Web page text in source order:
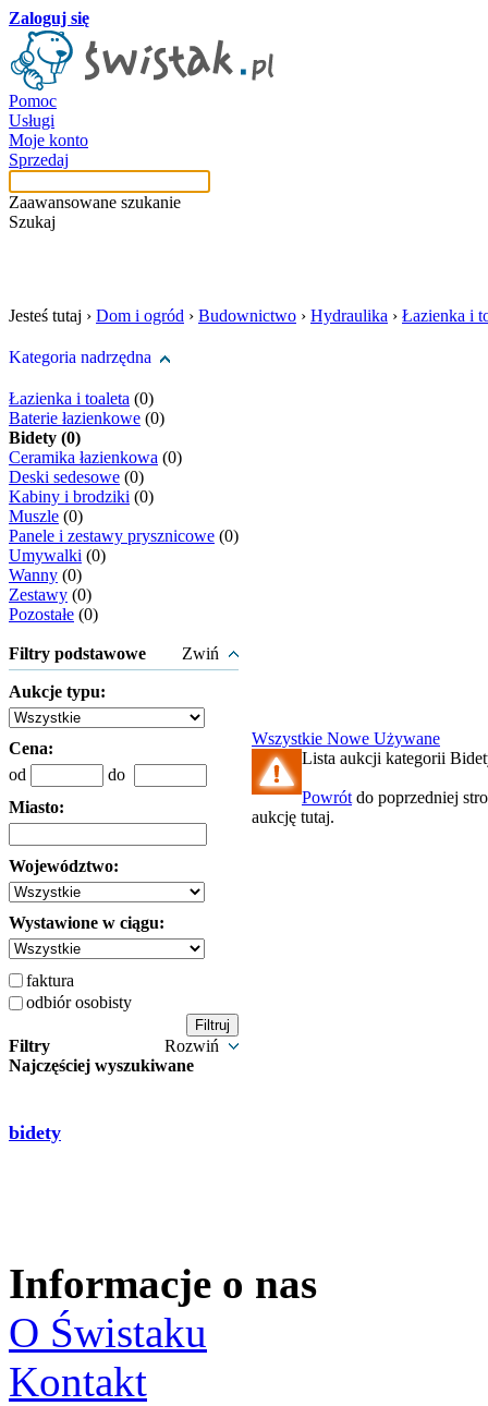
Zaloguj się
Pomoc
Usługi
Moje konto
Sprzedaj
Zaawansowane szukanie
Szukaj
Jesteś tutaj › Dom i ogród › Budownictwo › Hydraulika › Łazienka i
Kategoria nadrzędna
Łazienka i toaleta (0)
Baterie łazienkowe (0)
Bidety (0)
Ceramika łazienkowa (0)
Deski sedesowe (0)
Kabiny i brodziki (0)
Muszle (0)
Panele i zestawy prysznicowe (0)
Umywalki (0)
Wanny (0)
Zestawy (0)
Pozostałe (0)
Filtry podstawowe Zwiń
Aukcje typu:
Cena:
od
do
Miasto:
Województwo:
Wystawione w ciągu:
faktura
odbiór osobisty
Filtry
Rozwiń
Najczęściej wyszukiwane
bidety
Wszystkie Nowe Używane
Lista aukcji kategorii
Powrót do poprzedniej
aukcję tutaj.
Informacje o nas
O Świstaku
Kontakt